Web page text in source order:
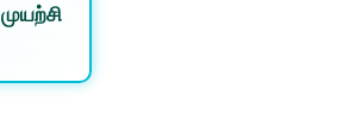
முயற்சி